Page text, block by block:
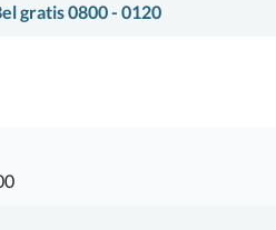
gratis 0800 - 0120